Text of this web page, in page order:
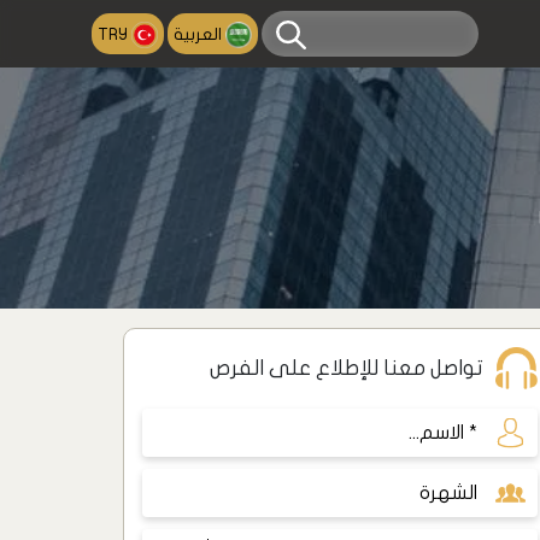
العربية TRY
تواصل معنا للإطلاع على الفرص